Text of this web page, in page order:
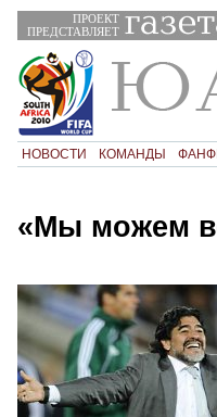
ПРОЕКТ
ПРЕДСТАВЛЯЕТ
НОВОСТИ КОМАНДЫ
«Мы можем